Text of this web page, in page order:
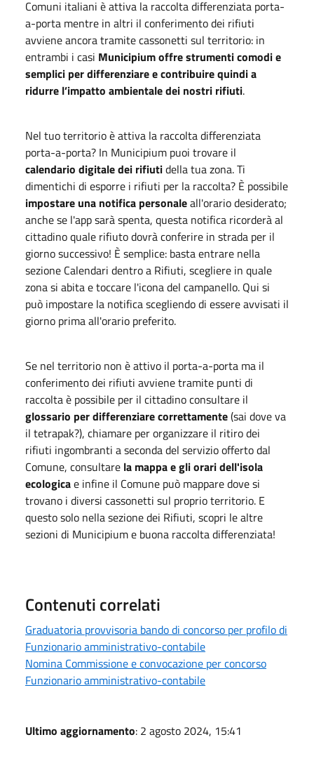
Comuni italiani è attiva la raccolta differenziata porta-
a-porta mentre in altri il conferimento dei rifiuti
avviene ancora tramite cassonetti sul territorio: in
entrambi i casi Municipium offre strumenti comodi e
semplici per differenziare e contribuire quindi a
ridurre l’impatto ambientale dei nostri rifiuti.
Nel tuo territorio è attiva la raccolta differenziata
porta-a-porta? In Municipium puoi trovare il
calendario digitale dei rifiutidella tua zona. Ti
dimentichi di esporre i rifiuti per la raccolta? È possibile
impostare una notifica personaleall'orario desiderato;
anche se l'app sarà spenta, questa notifica ricorderà al
cittadino quale rifiuto dovrà conferire in strada per il
giorno successivo! È semplice: basta entrare nella
sezione Calendari dentro a Rifiuti, scegliere in quale
zona si abita e toccare l'icona del campanello. Qui si
può impostare la notifica scegliendo di essere avvisati il
giorno prima all'orario preferito.
Se nel territorio non è attivo il porta-a-porta ma il
conferimento dei rifiuti avviene tramite punti di
raccolta è possibile per il cittadino consultare il
glossario per differenziare correttamente(sai dove va
il tetrapak?), chiamare per organizzare il ritiro dei
rifiuti ingombranti a seconda del servizio offerto dal
Comune, consultare la mappa e gli orari dell'isola
ecologicae infine il Comune può mappare dove si
trovano i diversi cassonetti sul proprio territorio. E
questo solo nella sezione dei Rifiuti, scopri le altre
sezioni di Municipium e buona raccolta differenziata!
Contenuti correlati
Graduatoria provvisoria bando di concorso per profilo di
Funzionario amministrativo-contabile
Nomina Commissione e convocazione per concorso
Funzionario amministrativo-contabile
Ultimo aggiornamento: 2 agosto 2024, 15:41